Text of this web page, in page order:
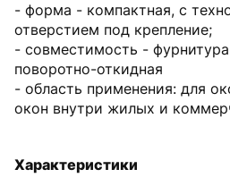
- форма - компактная, с
отверстием под крепление;
- совместимость -
поворотно-откидная
- область применения: для
окон внутри жилых и
Характеристики